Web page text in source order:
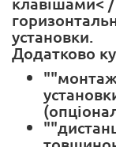
установки.
Додатково